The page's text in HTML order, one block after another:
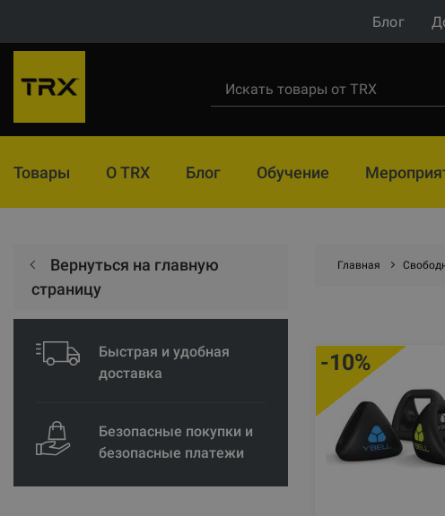
Блог
Товары О TRX Блог Обучение
Вернуться на главную
страницу
Быстрая и удобная
доставка
Безопасные покупки и
безопасные платежи
Главная
-10%